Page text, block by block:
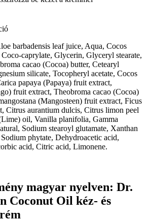
barbadensis leaf juice, Aqua, Cocos
caprylate, Glycerin, Glyceryl stearate,
cacao (Cocoa) butter, Cetearyl
silicate, Tocopheryl acetate, Cocos
papaya (Papaya) fruit extract,
fruit extract, Theobroma cacao (Cocoa)
(Mangosteen) fruit extract, Ficus
Citrus aurantium dulcis, Citrus limon peel
oil, Vanilla planifolia, Gamma
Sodium stearoyl glutamate, Xanthan
phytate, Dehydroacetic acid,
acid, Citric acid, Limonene.
magyar nyelven: Dr.
Coconut Oil kéz- és